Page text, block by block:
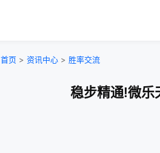
首页 > 资讯中心 > 胜率交流
稳步精通!微乐